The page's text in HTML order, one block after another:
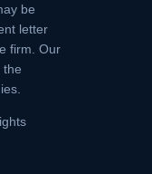
be
letter
firm. Our
the